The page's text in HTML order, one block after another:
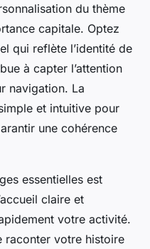
du thème
capitale. Optez
qui reflète l’identité de
à capter l’attention
navigation. La
et intuitive pour
une cohérence
essentielles est
claire et
votre activité.
raconter votre histoire